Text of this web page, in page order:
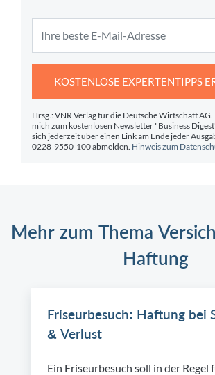
KOSTENLOSE EXPERTENTIPPS
Hrsg.: VNR Verlag für die Deutsche Wirtschaft
mich zum kostenlosen Newsletter "Business
sich jederzeit über einen Link am Ende jeder
0228-9550-100 abmelden. Hinweis zum
Mehr zum Thema
Haftung
Friseurbesuch: Haftung bei
& Verlust
Ein Friseurbesuch soll in der Regel